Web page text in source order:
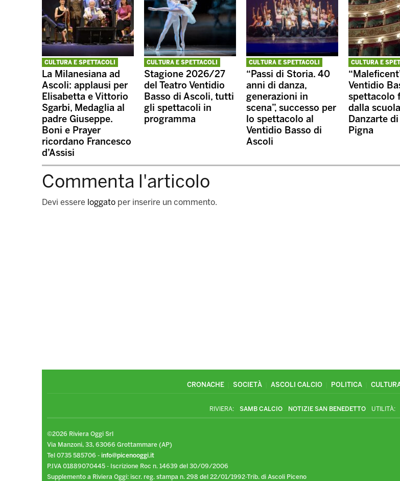
CULTURA E SPETTACOLI
La Milanesiana ad
Ascoli: applausi per
Elisabetta e Vittorio
Sgarbi, Medaglia al
padre Giuseppe.
Boni e Prayer
ricordano Francesco
d’Assisi
CULTURA E SPETTACOLI
Stagione 2026/27
del Teatro Ventidio
Basso di Ascoli, tutti
gli spettacoli in
programma
CULTURA E SPETTACOLI
“Passi di Storia. 40
anni di danza,
generazioni in
scena”, successo per
lo spettacolo al
Ventidio Basso di
Ascoli
CULTURA E
Ventidio
spettacolo
dalla scuola
Danzarte
Pigna
Commenta l'articolo
Devi essere loggato per inserire un commento.
CRONACHE SOCIETÀ ASCOLI CALCIO POLITICA
RIVIERA: SAMB CALCIO NOTIZIE SAN BENEDETTO UTILITÀ:
©2026 Riviera Oggi Srl
Via Manzoni, 33, 63066 Grottammare (AP)
Tel 0735 585706 - info@picenooggi.it
P.IVA 01889070445 - Iscrizione Roc n. 14639 del 30/09/2006
Supplemento a Riviera Oggi: iscr. reg. stampa n. 298 del 22/01/1992-Trib. di Ascoli Piceno